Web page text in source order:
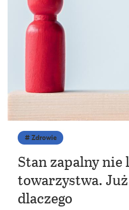
Zdrowie
Stan zapalny nie
towarzystwa.
dlaczego